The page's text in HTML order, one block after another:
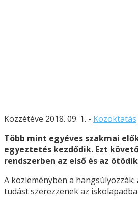
Közzétéve 2018. 09. 1. - Közoktatás
Több mint egyéves szakmai
egyeztetés kezdődik. Ezt
rendszerben az első és az
A közleményben a
tudást szerezzenek az